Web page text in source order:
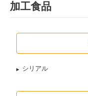
加工食品
シリアル